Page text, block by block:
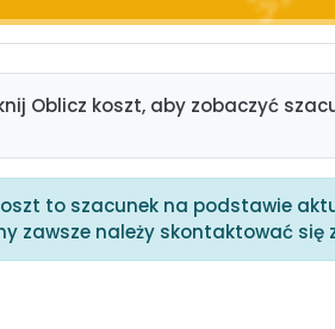
Oblicz koszt, aby zobaczyć
to szacunek na podstawie
zawsze należy skontaktować się